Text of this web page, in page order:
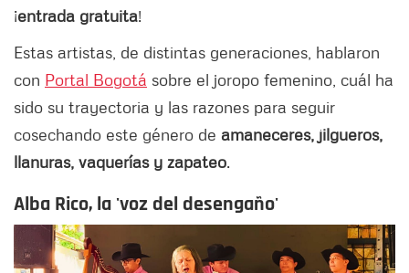
¡entrada gratuita!
Estas artistas, de distintas generaciones, hablaron
con Portal Bogotá sobre el joropo femenino, cuál ha
sido su trayectoria y las razones para seguir
cosechando este género de amaneceres, jilgueros,
llanuras, vaquerías y zapateo.
Alba Rico, la 'voz del desengaño'